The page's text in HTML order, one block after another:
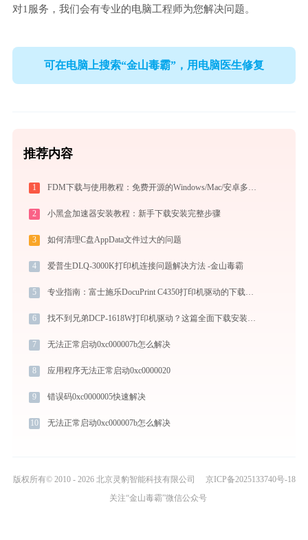
对1服务，我们会有专业的电脑工程师为您解决问题。
可在电脑上搜索“金山毒霸”，用电脑医生修复
推荐内容
1 FDM下载与使用教程：免费开源的Windows/Mac/安卓多线程下载管理器
2 小黑盒加速器安装教程：新手下载安装完整步骤
3 如何清理C盘AppData文件过大的问题
4 爱普生DLQ-3000K打印机连接问题解决方法 -金山毒霸
5 专业指南：富士施乐DocuPrint C4350打印机驱动的下载与安装步骤详解
6 找不到兄弟DCP-1618W打印机驱动？这篇全面下载安装指南帮到你
7 无法正常启动0xc000007b怎么解决
8 应用程序无法正常启动0xc0000020
9 错误码0xc0000005快速解决
10 无法正常启动0xc000007b怎么解决
版权所有© 2010 - 2026 北京灵豹智能科技有限公司
京ICP备2025133740号-18
关注“金山毒霸”微信公众号